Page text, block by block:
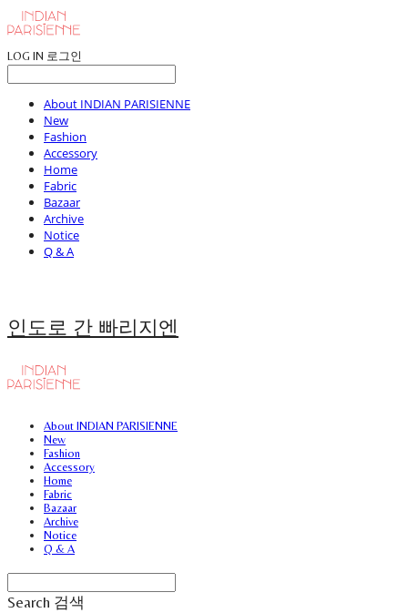
LOG IN 로그인
About INDIAN PARISIENNE
New
Fashion
Accessory
Home
Fabric
Bazaar
Archive
Notice
Q & A
인도로 간 빠리지엔
About INDIAN PARISIENNE
New
Fashion
Accessory
Home
Fabric
Bazaar
Archive
Notice
Q & A
Search 검색